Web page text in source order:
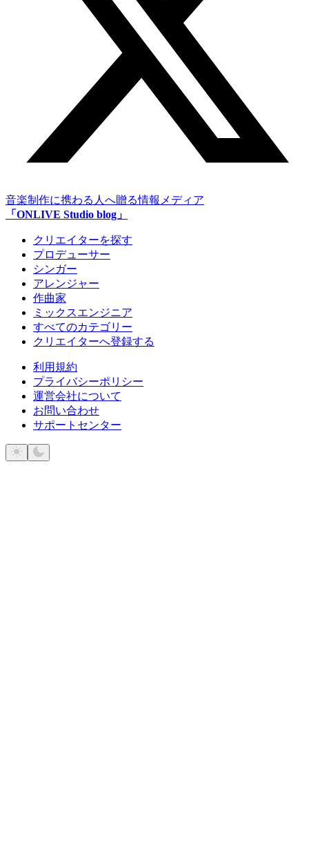
音楽制作に携わる人へ贈る情報メディア
「ONLIVE Studio blog」
クリエイターを探す
プロデューサー
シンガー
アレンジャー
作曲家
ミックスエンジニア
すべてのカテゴリー
クリエイターへ登録する
利用規約
プライバシーポリシー
運営会社について
お問い合わせ
サポートセンター